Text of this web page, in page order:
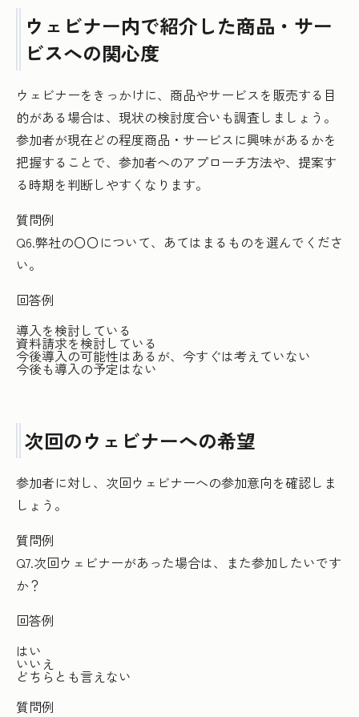
ウェビナー内で紹介した商品・サー
ビスへの関心度
ウェビナーをきっかけに、商品やサービスを販売する目
的がある場合は、現状の検討度合いも調査しましょう。
参加者が現在どの程度商品・サービスに興味があるかを
把握することで、参加者へのアプローチ方法や、提案す
る時期を判断しやすくなります。
質問例
Q6.弊社の〇〇について、あてはまるものを選んでくださ
い。
回答例
導入を検討している
資料請求を検討している
今後導入の可能性はあるが、今すぐは考えていない
今後も導入の予定はない
次回のウェビナーへの希望
参加者に対し、次回ウェビナーへの参加意向を確認しま
しょう。
質問例
Q7.次回ウェビナーがあった場合は、また参加したいです
か？
回答例
はい
いいえ
どちらとも言えない
質問例